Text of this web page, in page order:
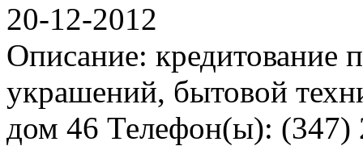
20-12-2012
Описание: кредитование
украшений, бытовой
дом 46 Телефон(ы): (347)